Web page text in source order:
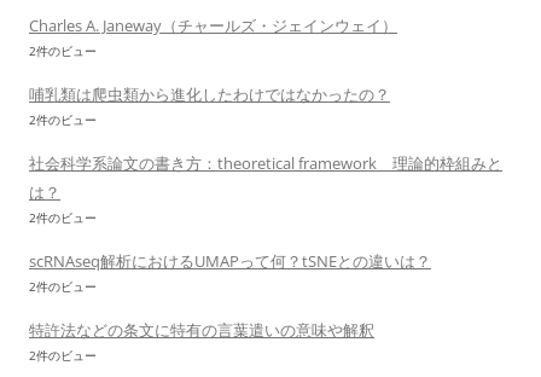
Charles A. Janeway（チャールズ・ジェインウェイ）
2件のビュー
哺乳類は爬虫類から進化したわけではなかったの？
2件のビュー
社会科学系論文の書き方：theoretical framework 理論的枠組みと
は？
2件のビュー
scRNAseq解析におけるUMAPって何？tSNEとの違いは？
2件のビュー
特許法などの条文に特有の言葉遣いの意味や解釈
2件のビュー